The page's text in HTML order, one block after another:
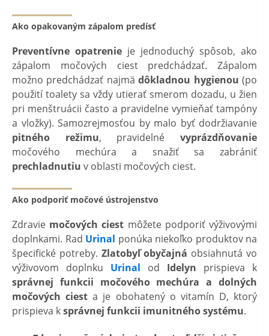
Ako opakovaným zápalom predísť
Preventívne opatrenie je jednoduchý spôsob, ako
zápalom močových ciest predchádzať. Zápalom
možno predchádzať najmädôkladnou hygienou (po
použití toalety sa vždy utierať smerom dozadu, u žien
pri menštruácii často a pravidelne vymieňať tampóny
a vložky). Samozrejmosťou by malo byť dodržiavanie
pitného režimu, pravidelnévyprázdňovanie
močového mechúra a snažiť sa zabrániť
prechladnutiu v oblasti močových ciest.
Ako podporiť močové ústrojenstvo
Zdravie močových ciest môžete podporiť výživovými
doplnkami. Rad Urinal ponúka niekoľko produktov na
špecifické potreby. Zlatobyľ obyčajná obsiahnutá vo
výživovom doplnku Urinal od Idelyn prispieva k
správnej funkcii močového mechúra a dolných
močových ciest a je obohatený o vitamín D, ktorý
prispieva ksprávnej funkcii imunitného systému.